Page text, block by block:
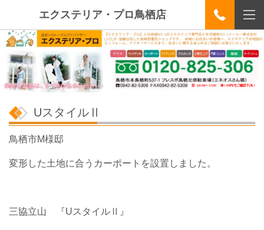
エクステリア・プロ鳥栖店
UスタイルⅡ
鳥栖市M様邸
変形した土地に合うカーポートを設置しました。
三協立山 『UスタイルⅡ』